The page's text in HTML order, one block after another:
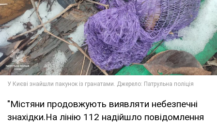
"Містяни продовжують виявляти небезпечні
знахідки.На лінію 112 надійшло повідомлення